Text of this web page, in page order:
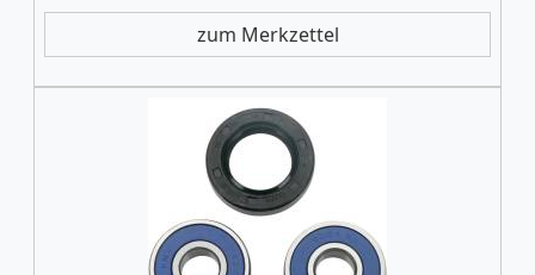
zum Merkzettel